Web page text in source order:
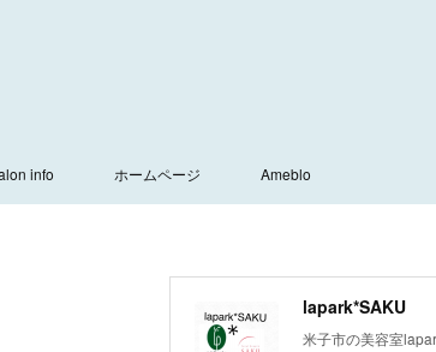
info ホームページ Ameblo
lapark*SAKU
米子市の美容室